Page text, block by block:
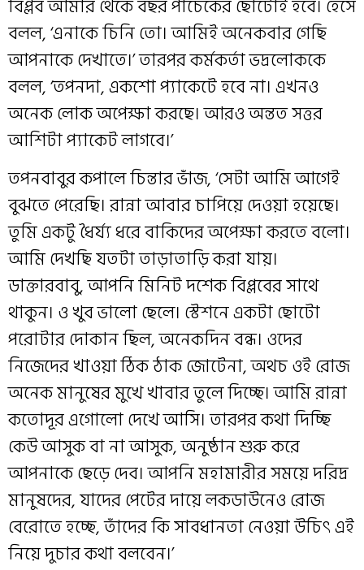
বিপ্লব আমার থেকে বছর পাঁচেকের ছোটোই হবে। হেসে
বলল, ‘এনাকে চিনি তো। আমিই অনেকবার গেছি
আপনাকে দেখাতে।’ তারপর কর্মকর্তা ভদ্রলোককে
বলল, ‘তপনদা, একশো প্যাকেটে হবে না। এখনও
অনেক লোক অপেক্ষা করছে। আরও অন্তত সত্তর
আশিটা প্যাকেট লাগবে।’
তপনবাবুর কপালে চিন্তার ভাঁজ, ‘সেটা আমি আগেই
বুঝতে পেরেছি। রান্না আবার চাপিয়ে দেওয়া হয়েছে।
তুমি একটু ধৈর্য্য ধরে বাকিদের অপেক্ষা করতে বলো।
আমি দেখছি যতটা তাড়াতাড়ি করা যায়।
ডাক্তারবাবু, আপনি মিনিট দশেক বিপ্লবের সাথে
থাকুন। ও খুব ভালো ছেলে। স্টেশনে একটা ছোটো
পরোটার দোকান ছিল, অনেকদিন বন্ধ। ওদের
নিজেদের খাওয়া ঠিক ঠাক জোটেনা, অথচ ওই রোজ
অনেক মানুষের মুখে খাবার তুলে দিচ্ছে। আমি রান্না
কতোদূর এগোলো দেখে আসি। তারপর কথা দিচ্ছি
কেউ আসুক বা না আসুক, অনুষ্ঠান শুরু করে
আপনাকে ছেড়ে দেব। আপনি মহামারীর সময়ে দরিদ্র
মানুষদের, যাদের পেটের দায়ে লকডাউনেও রোজ
বেরোতে হচ্ছে, তাঁদের কি সাবধানতা নেওয়া উচিৎ এই
নিয়ে দুচার কথা বলবেন।’